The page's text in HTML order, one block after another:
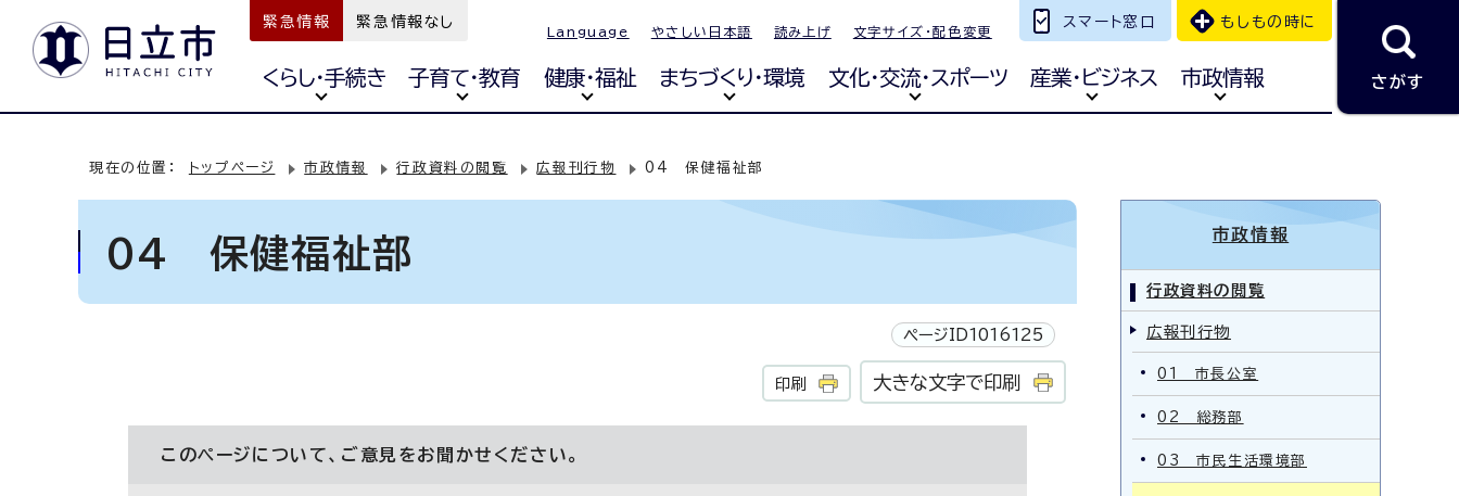
緊急情報 緊急情報なし
Language やさしい日本語 読み上げ 文字サイズ・配色変更
スマート窓口 もしもの時に
くらし・手続き 子育て・教育 健康・福祉 まちづくり・環境 文化・交流・スポーツ 産業・ビジネス 市政情報 さがす
現在の位置： トップページ 市政情報 行政資料の閲覧 広報刊行物 04 保健福祉部
04 保健福祉部
ページID1016125
印刷 大きな文字で印刷
このページについて、ご意見をお聞かせください。
市政情報
行政資料の閲覧
広報刊行物
01 市長公室
02 総務部
03 市民生活環境部